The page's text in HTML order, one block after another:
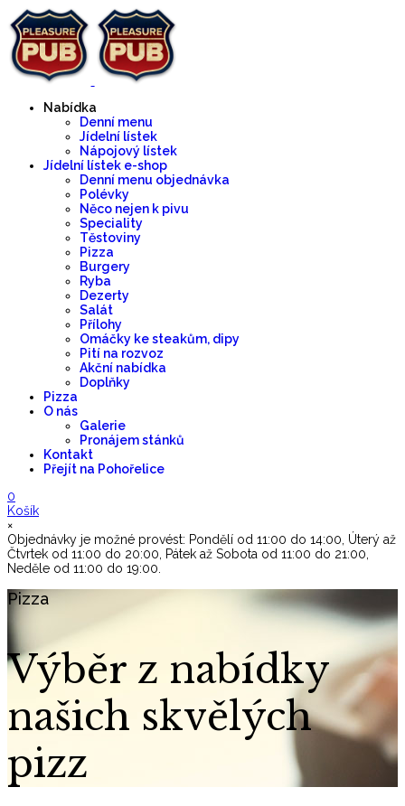
Nabídka
Denní menu
Jídelní lístek
Nápojový lístek
Jídelní lístek e-shop
Denní menu objednávka
Polévky
Něco nejen k pivu
Speciality
Těstoviny
Pizza
Burgery
Ryba
Dezerty
Salát
Přílohy
Omáčky ke steakům, dipy
Pití na rozvoz
Akční nabídka
Doplňky
Pizza
O nás
Galerie
Pronájem stánků
Kontakt
Přejít na Pohořelice
0
Košík
×
Objednávky je možné provést: Pondělí od 11:00 do 14:00, Úterý až
Čtvrtek od 11:00 do 20:00, Pátek až Sobota od 11:00 do 21:00,
Neděle od 11:00 do 19:00.
Pizza
Výběr z nabídky
našich skvělých
pizz